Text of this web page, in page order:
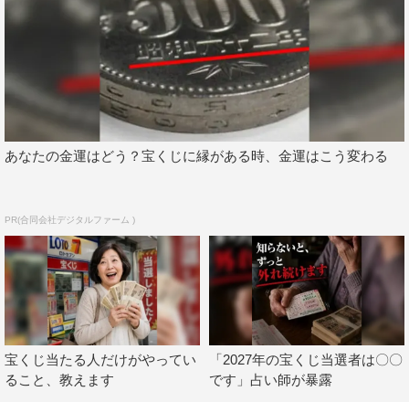
あなたの金運はどう？宝くじに縁がある時、金運はこう変わる
PR(合同会社デジタルファーム )
宝くじ当たる人だけがやってい
ること、教えます
「2027年の宝くじ当選者は〇〇
です」占い師が暴露